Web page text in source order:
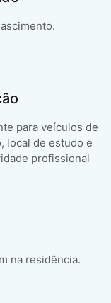
para veículos de
local de estudo e
profissional
na residência.